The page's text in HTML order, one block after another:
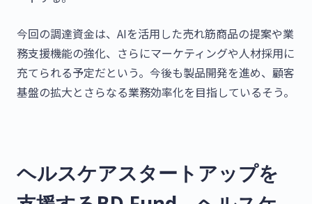
今回の調達資金は、AIを活用した売れ筋商品の提案や業
務支援機能の強化、さらにマーケティングや人材採用に
充てられる予定だという。今後も製品開発を進め、顧客
基盤の拡大とさらなる業務効率化を目指しているそう。
ヘルスケアスタートアップを